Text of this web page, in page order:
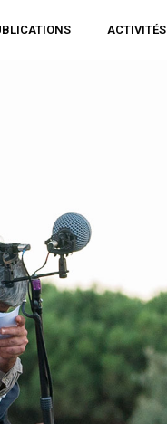
ACTIVITÉS